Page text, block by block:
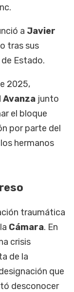
a Javier
tras sus
Estado.
2025,
junto
el bloque
por parte del
hermanos
traumática
Cámara. En
crisis
de la
que
desconocer